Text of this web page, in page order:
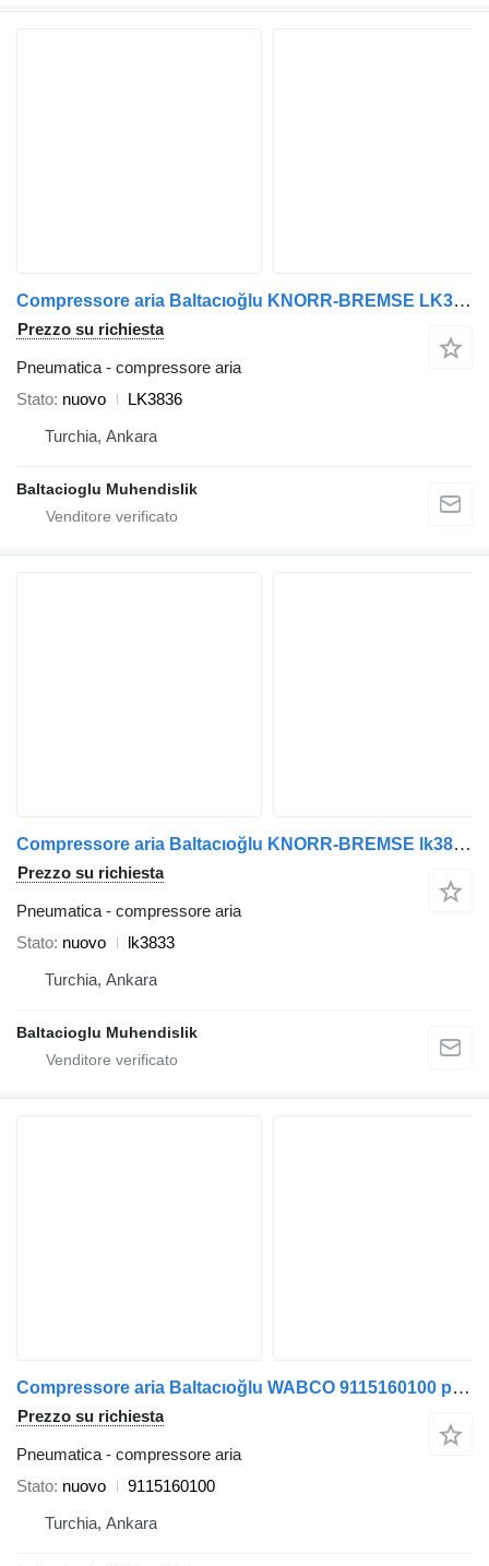
Compressore aria Baltacıoğlu KNORR-BREMSE LK3836 per autobus
Prezzo su richiesta
Pneumatica - compressore aria
Stato nuovo
LK3836
Turchia, Ankara
Baltacioglu Muhendislik
Compressore aria Baltacıoğlu KNORR-BREMSE lk3833 per autobus
Prezzo su richiesta
Pneumatica - compressore aria
Stato nuovo
lk3833
Turchia, Ankara
Baltacioglu Muhendislik
Compressore aria Baltacıoğlu WABCO 9115160100 per autobus
Prezzo su richiesta
Pneumatica - compressore aria
Stato nuovo
9115160100
Turchia, Ankara